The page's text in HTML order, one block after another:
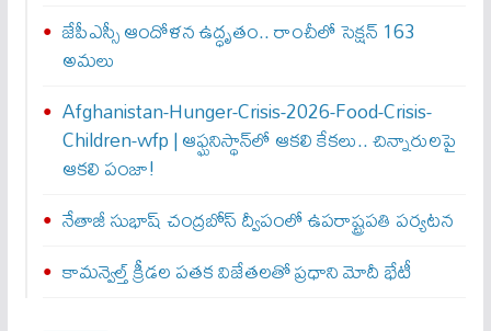
జేపీఎస్సీ ఆందోళన ఉద్ధృతం.. రాంచీలో సెక్షన్‌ 163
అమలు
Afghanistan-Hunger-Crisis-2026-Food-Crisis-
Children-wfp | ఆఫ్ఘనిస్థాన్‌లో ఆకలి కేకలు.. చిన్నారులపై
ఆకలి పంజా!
నేతాజీ సుభాష్ చంద్రబోస్ ద్వీపంలో ఉపరాష్ట్రపతి పర్యటన
కామన్వెల్త్‌ క్రీడల పతక విజేతలతో ప్రధాని మోదీ భేటీ